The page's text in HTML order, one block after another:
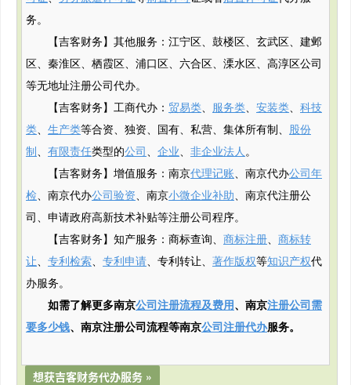
务。
【吉客财务】其他服务：江宁区、鼓楼区、玄武区、建邺
区、秦淮区、栖霞区、浦口区、六合区、溧水区、高淳区公司
等无地址注册公司代办。
【吉客财务】工商代办： 贸易类、 服务类、 安装类、 科技
类、 生产类等合资、独资、国有、私营、集体所有制、 股份
制 、 有限责任类型的公司 、 企业、 非企业法人。
【吉客财务】增值服务：南京代理记账、南京代办公司年
检、南京代办公司验资、南京小微企业补助、南京代注册公
司、申请政府高新技术补贴等注册公司程序。
【吉客财务】知产服务：商标查询、 商标注册、 商标转
让、 专利检索、 专利申请、专利转让、 著作版权等知识产权代
办服务。
如需了解更多南京公司注册流程及费用、南京注册公司需
要多少钱、南京注册公司流程等南京公司注册代办服务。
想获吉客财务代办服务 »